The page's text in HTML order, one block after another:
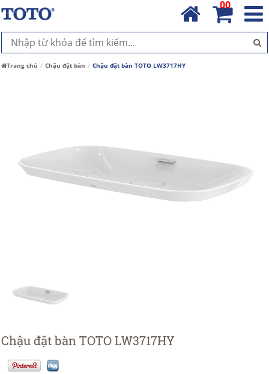
00
Trang chủ Chậu đặt bàn Chậu đặt bàn TOTO LW3717HY
Chậu đặt bàn TOTO LW3717HY